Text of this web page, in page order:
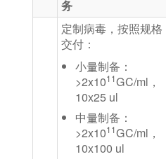
务
定制病毒，按照规格
交付：
⼩量制备：
>2x1011GC/ml，
10x25 ul
中量制备：
>2x1011GC/ml，
10x100 ul